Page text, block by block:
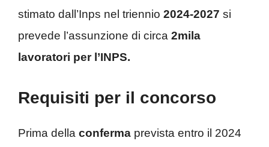
stimato dall’Inps nel triennio 2024-2027 si
prevede l’assunzione di circa 2mila
lavoratori per l’INPS.
Requisiti per il concorso
Prima della conferma prevista entro il 2024